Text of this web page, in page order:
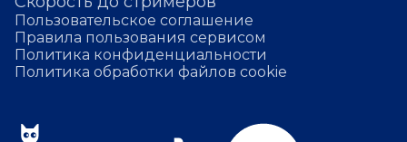
Пользовательское соглашение
Правила пользования сервисом
Политика конфиденциальности
Политика обработки файлов cookie